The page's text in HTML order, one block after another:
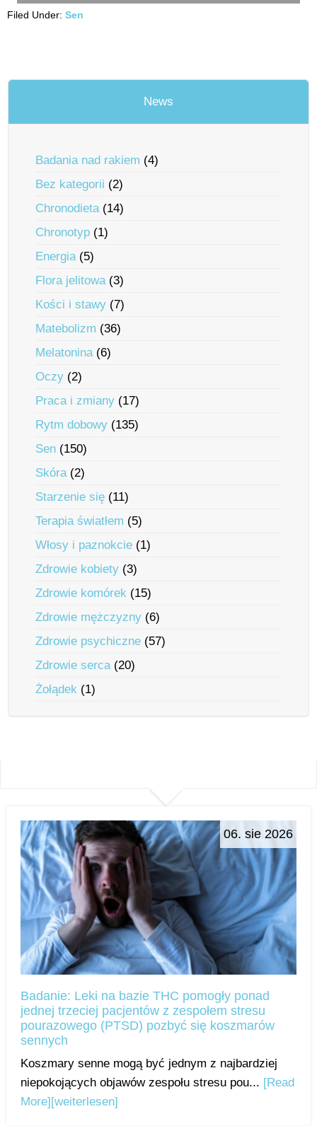
Filed Under: Sen
News
Badania nad rakiem (4)
Bez kategorii (2)
Chronodieta(14)
Chronotyp (1)
Energia(5)
Flora jelitowa(3)
Kości i stawy (7)
Matebolizm (36)
Melatonina(6)
Oczy (2)
Praca i zmiany (17)
Rytm dobowy (135)
Sen (150)
Skóra(2)
Starzenie się (11)
Terapia światłem (5)
Włosy i paznokcie (1)
Zdrowie kobiety (3)
Zdrowie komórek (15)
Zdrowie mężczyzny (6)
Zdrowie psychiczne (57)
Zdrowie serca(20)
Żołądek (1)
06. sie 2026
Badanie: Leki na bazie THC pomogły ponad
jednej trzeciej pacjentów z zespołem stresu
pourazowego (PTSD) pozbyć się koszmarów
sennych
Koszmary senne mogą być jednym z najbardziej
niepokojących objawów zespołu stresu pou... [Read
More] [weiterlesen]